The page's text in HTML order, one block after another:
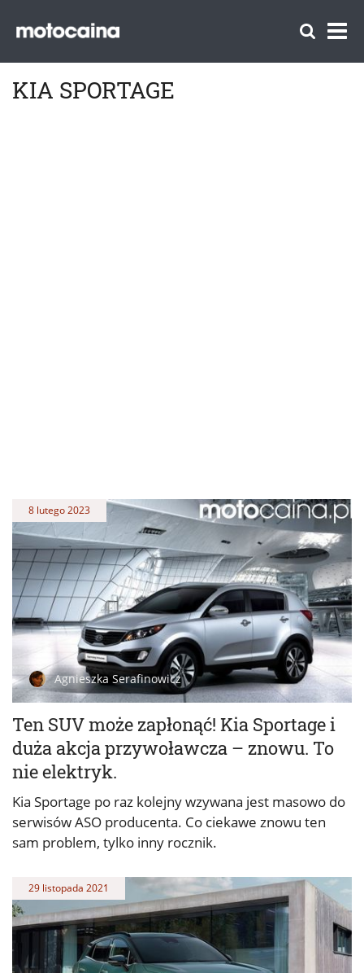
KIA SPORTAGE
Ten SUV może zapłonąć! Kia Sportage i
duża akcja przywoławcza – znowu. To
nie elektryk.
8 lutego 2023
Agnieszka Serafinowicz
Kia Sportage po raz kolejny wzywana jest masowo do
serwisów ASO producenta. Co ciekawe znowu ten
sam problem, tylko inny rocznik.
29 listopada 2021